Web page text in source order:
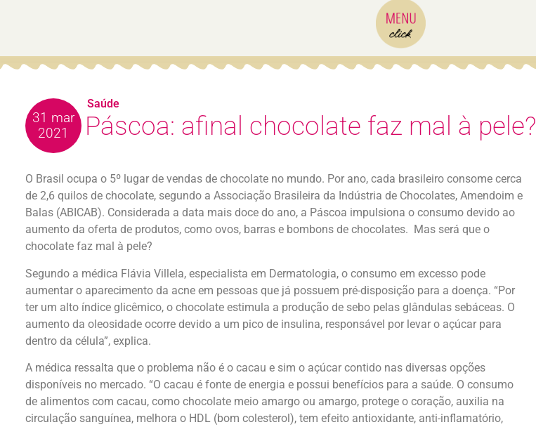
31 mar
2021
Páscoa: afinal chocolate faz mal à pele?
O Brasil ocupa o 5º lugar de vendas de chocolate no mundo. Por ano, cada brasileiro consome cerca
de 2,6 quilos de chocolate, segundo a Associação Brasileira da Indústria de Chocolates, Amendoim e
Balas (ABICAB). Considerada a data mais doce do ano, a Páscoa impulsiona o consumo devido ao
aumento da oferta de produtos, como ovos, barras e bombons de chocolates. Mas será que o
chocolate faz mal à pele?
Segundo a médica Flávia Villela, especialista em Dermatologia, o consumo em excesso pode
aumentar o aparecimento da acne em pessoas que já possuem pré-disposição para a doença. “Por
ter um alto índice glicêmico, o chocolate estimula a produção de sebo pelas glândulas sebáceas. O
aumento da oleosidade ocorre devido a um pico de insulina, responsável por levar o açúcar para
dentro da célula”, explica.
A médica ressalta que o problema não é o cacau e sim o açúcar contido nas diversas opções
disponíveis no mercado. “O cacau é fonte de energia e possui benefícios para a saúde. O consumo
de alimentos com cacau, como chocolate meio amargo ou amargo, protege o coração, auxilia na
circulação sanguínea, melhora o HDL (bom colesterol), tem efeito antioxidante, anti-inflamatório,
Saúde